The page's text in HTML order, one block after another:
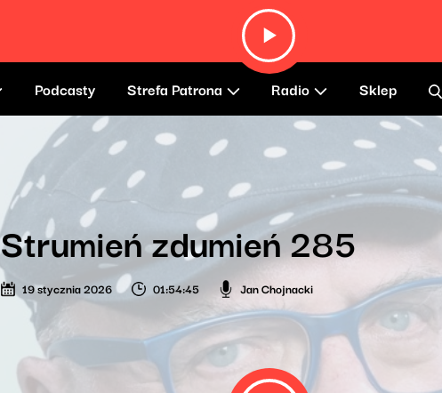
Podcasty Strefa Patrona Radio Sklep
Strumień zdumień 285
19 stycznia 2026 01:54:45 Jan Chojnacki